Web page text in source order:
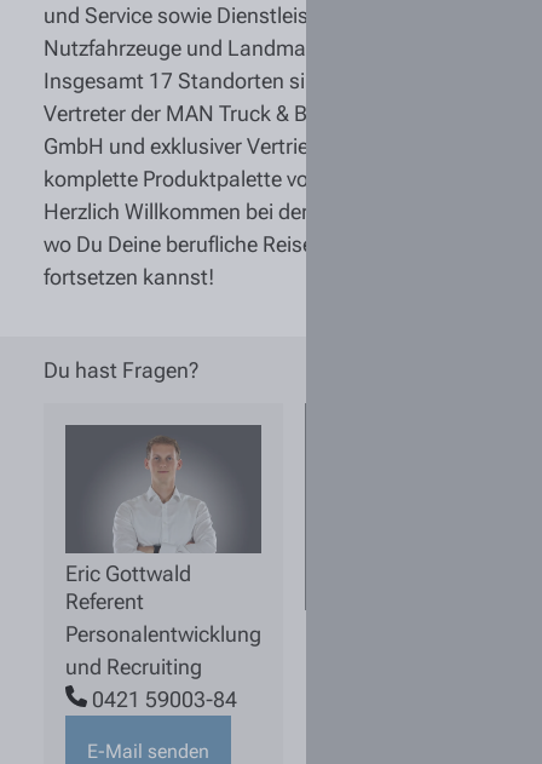
und Service sowie Dienstleistungen für
Nutzfahrzeuge und Landmaschinen. An
Insgesamt 17 Standorten sind wir stolzer
Vertreter der MAN Truck & Bus Deutschland
GmbH und exklusiver Vertriebspartner für die
komplette Produktpalette von John Deere.
Herzlich Willkommen bei der Tiemann Gruppe,
wo Du Deine berufliche Reise beginnen oder
fortsetzen kannst!
Du hast Fragen?
Eric Gottwald
Referent
Personalentwicklung
und Recruiting
0421 59003-84
E-Mail senden